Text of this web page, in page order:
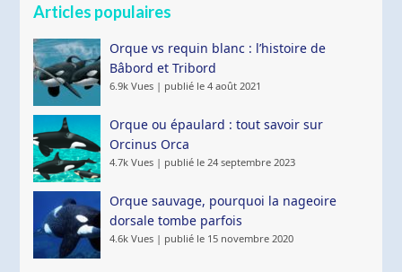
Articles populaires
Orque vs requin blanc : l’histoire de
Bâbord et Tribord
6.9k Vues | publié le 4 août 2021
Orque ou épaulard : tout savoir sur
Orcinus Orca
4.7k Vues | publié le 24 septembre 2023
Orque sauvage, pourquoi la nageoire
dorsale tombe parfois
4.6k Vues | publié le 15 novembre 2020